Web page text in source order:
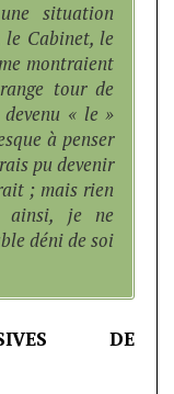
situation
le Cabinet, le
montraient
tour de
« le »
à penser
pu devenir
; mais rien
je ne
déni de soi
DE